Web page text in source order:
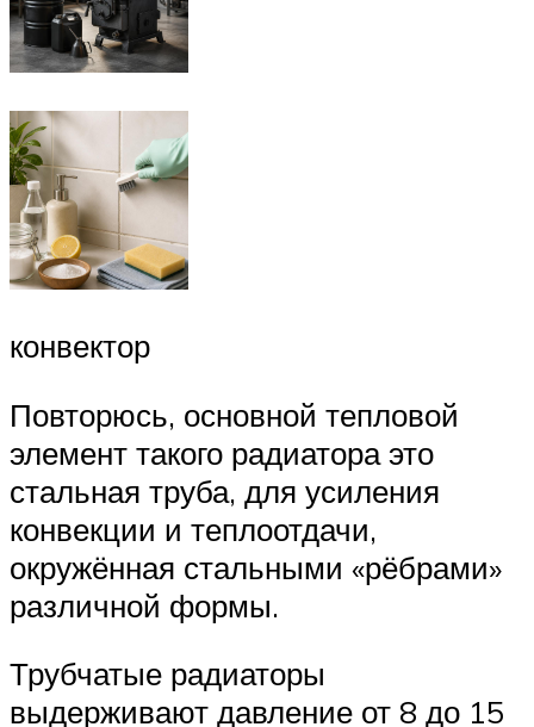
конвектор
Повторюсь, основной тепловой
элемент такого радиатора это
стальная труба, для усиления
конвекции и теплоотдачи,
окружённая стальными «рёбрами»
различной формы.
Трубчатые радиаторы
выдерживают давление от 8 до 15